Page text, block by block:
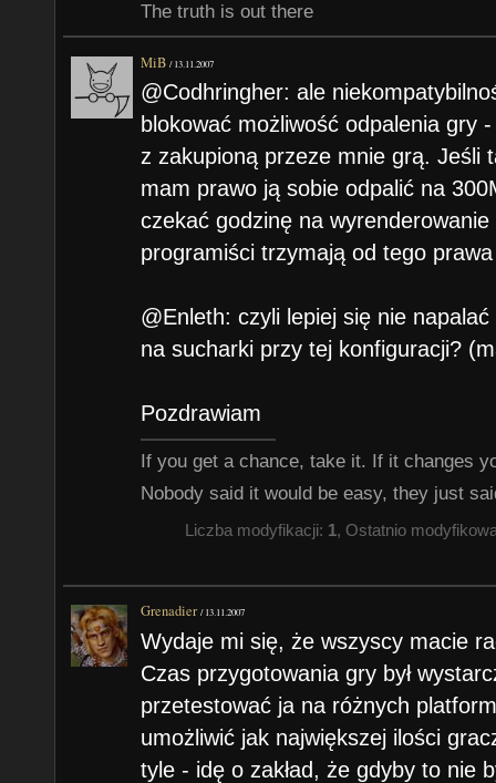
The truth is out there
MiB /13.11.2007
@Codhringher: ale
blokować możliwość odpalenia gry
z zakupioną przeze mnie grą. Jeśli
mam prawo ją sobie odpalić na
czekać godzinę na
programiści trzymają od tego
@Enleth: czyli lepiej się nie
na sucharki przy tej konfiguracji?
Pozdrawiam
If you get a chance, take it. If it changes
Nobody said it would be easy, they just
Liczba modyfikacji: 1, Ostatnio
Grenadier /13.11.2007
Wydaje mi się, że wszyscy macie
Czas przygotowania gry był
przetestować ja na różnych
umożliwić jak największej ilości
tyle - idę o zakład, że gdyby to nie